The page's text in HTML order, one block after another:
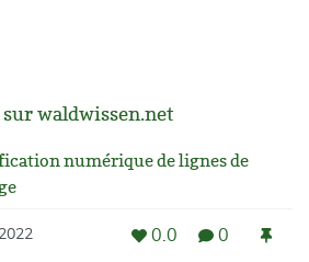
waldwissen.net
numérique de lignes de
0.0 0